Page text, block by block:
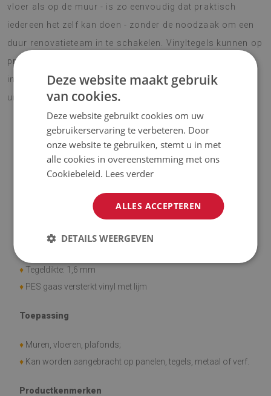
vloer als op de muur - is zo eenvoudig dat praktisch
iedereen het zelf kan doen - zonder de noodzaak om een
duur renovatieteam in te schakelen. Vinyltegels kunnen op
praktisch elk oppervlak worden gelegd, zodat u uw
interieurontwerp snel kunt veranderen en een nieuwe
uitstraling kunt geven.
OPMERKING!
De prijs is voor een set van 9 tegels met een afmeting van
♦ Tegeldikte: 1,6 mm
♦ PES gaas versterkt vinyl met lijm
Toepassing
♦ Muren, vloeren, plafonds;
♦ Kan worden aangebracht op panelen, tegels, metaal of verf.
Productkenmerken
Deze website maakt gebruik
van cookies.
Deze website gebruikt cookies om uw
gebruikerservaring te verbeteren. Door
onze website te gebruiken, stemt u in met
alle cookies in overeenstemming met ons
Cookiebeleid. Lees verder
ALLES ACCEPTEREN
DETAILS WEERGEVEN